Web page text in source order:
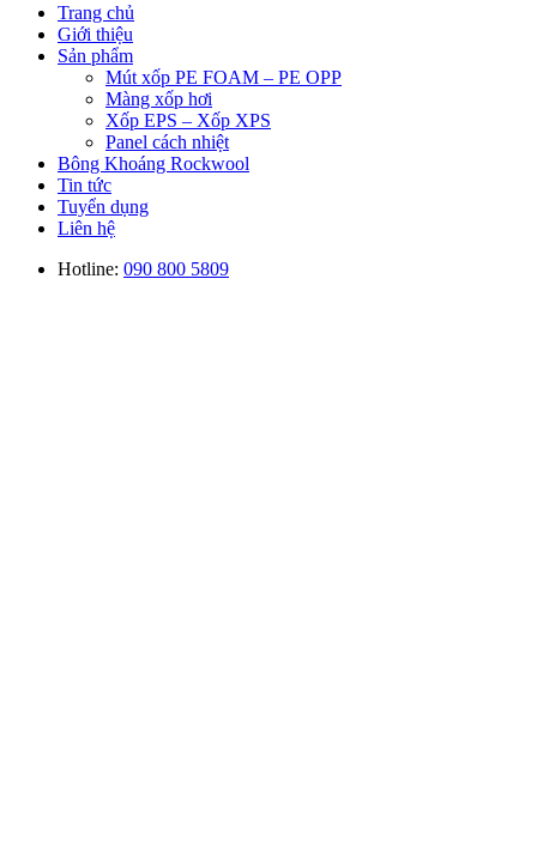
Trang chủ
Giới thiệu
Sản phẩm
Mút xốp PE FOAM – PE OPP
Màng xốp hơi
Xốp EPS – Xốp XPS
Panel cách nhiệt
Bông Khoáng Rockwool
Tin tức
Tuyển dụng
Liên hệ
Hotline: 090 800 5809